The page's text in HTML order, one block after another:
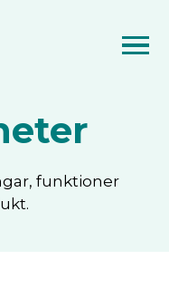
funktioner